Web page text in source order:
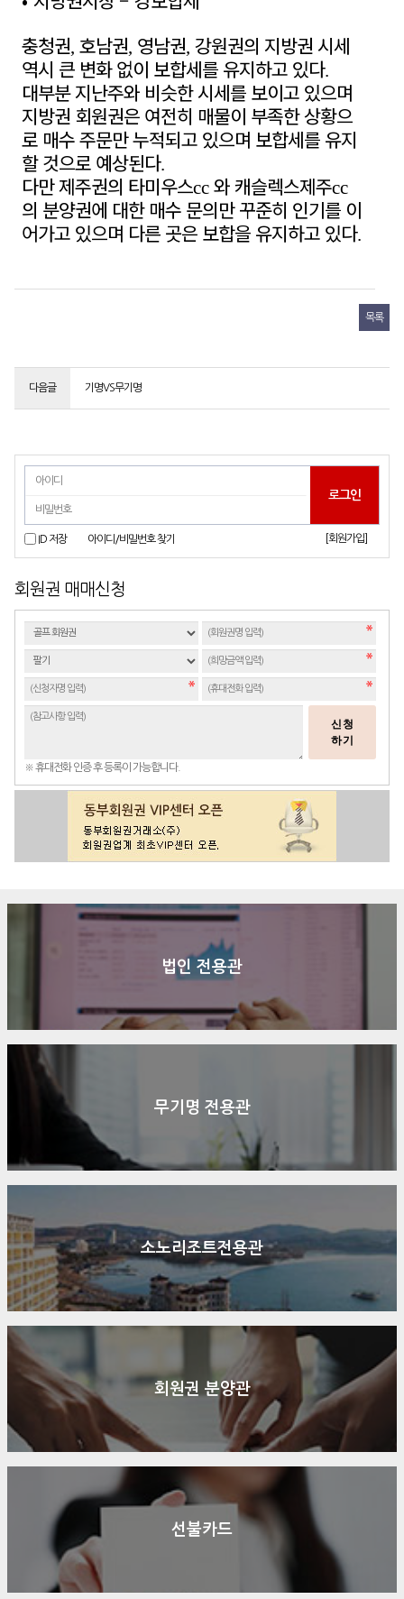
충청권, 호남권, 영남권, 강원권의 지방권 시세
역시 큰 변화 없이 보합세를 유지하고 있다.
대부분 지난주와 비슷한 시세를 보이고 있으며
지방권 회원권은 여전히 매물이 부족한 상황으
로 매수 주문만 누적되고 있으며 보합세를 유지
할 것으로 예상된다.
다만 제주권의 타미우스cc 와 캐슬렉스제주cc
의 분양권에 대한 매수 문의만 꾸준히 인기를 이
어가고 있으며 다른 곳은 보합을 유지하고 있다.
목록
다음글 기명VS무기명
ID 저장 아이디/비밀번호 찾기 [회원가입]
회원권 매매신청
신청
하기
※ 휴대전화 인증 후 등록이 가능합니다.
법인 전용관
무기명 전용관
소노리조트전용관
회원권 분양관
선불카드